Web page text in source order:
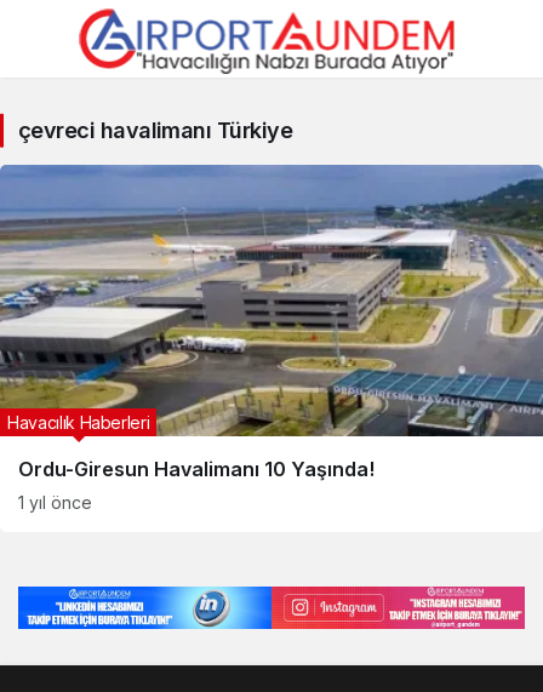
havalimanı
Türkiye
Haberleri
çevreci havalimanı Türkiye
Ordu-Giresun Havalimanı 10 Yaşında!
Havacılık Haberleri
1 yıl önce